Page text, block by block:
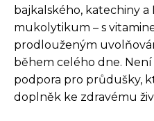
bajkalského, katechiny a
mukolytikum – s
prodlouženým
během celého dne.
podpora pro průdušky,
doplněk ke zdravému